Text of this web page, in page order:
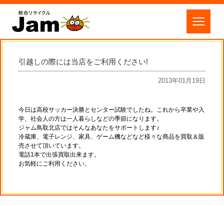
引越しの際には当店をご利用ください!
2013年01月19日
今日は高校サッカー決勝とセンター試験でしたね。これから卒業や入
学、社会人の方は一人暮らしなどの季節になります。
ジャム鳥取北店ではそんなあなたをサポートします♪
冷蔵庫、電子レンジ、家具、ゲーム機などなど様々な商品を買取＆販
売させて頂いています。
電話1本で出張買取出来ます。
お気軽にご利用ください。